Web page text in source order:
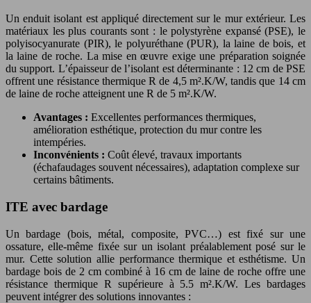
Un enduit isolant est appliqué directement sur le mur extérieur. Les
matériaux les plus courants sont : le polystyrène expansé (PSE), le
polyisocyanurate (PIR), le polyuréthane (PUR), la laine de bois, et
la laine de roche. La mise en œuvre exige une préparation soignée
du support. L’épaisseur de l’isolant est déterminante : 12 cm de PSE
offrent une résistance thermique R de 4,5 m².K/W, tandis que 14 cm
de laine de roche atteignent une R de 5 m².K/W.
Avantages : Excellentes performances thermiques,
amélioration esthétique, protection du mur contre les
intempéries.
Inconvénients : Coût élevé, travaux importants
(échafaudages souvent nécessaires), adaptation complexe sur
certains bâtiments.
ITE avec bardage
Un bardage (bois, métal, composite, PVC…) est fixé sur une
ossature, elle-même fixée sur un isolant préalablement posé sur le
mur. Cette solution allie performance thermique et esthétisme. Un
bardage bois de 2 cm combiné à 16 cm de laine de roche offre une
résistance thermique R supérieure à 5.5 m².K/W. Les bardages
peuvent intégrer des solutions innovantes :